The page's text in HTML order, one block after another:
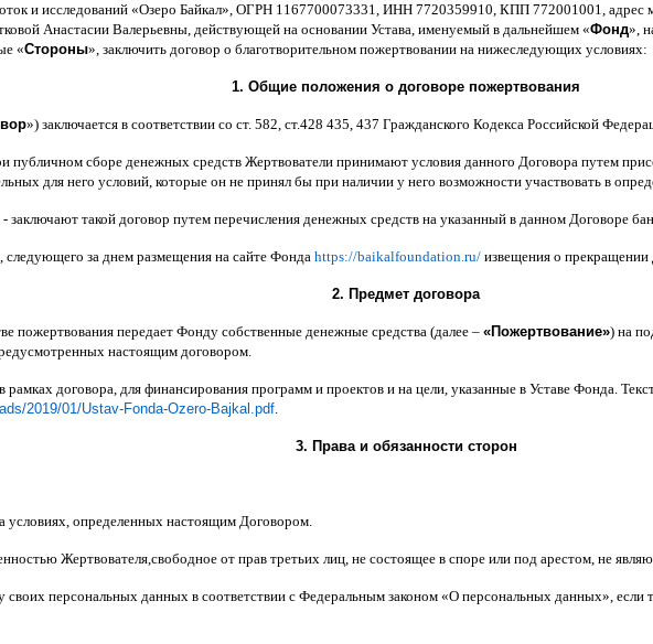
и исследований «Озеро Байкал», ОГРН 1167700073331, ИНН 7720359910, КПП 772001001, адрес
Анастасии Валерьевны, действующей на основании Устава, именуемый в дальнейшем «Фонд»,
«Стороны», заключить договор o благотворительном пожертвовании на нижеследующих условиях:
1. Общие положения o договоре пожертвования
») заключается в соответствии со ст. 582, ст.428 435, 437 Гражданского Кодекса Российской
публичном сборе денежных средств Жертвователи принимают условия данного Договора путем
для него условий, которые он не принял бы при наличии у него возможности участвовать в
- заключают такой договор путем перечисления денежных средств на указанный в данном Договоре
, следующего за днем размещения на сайте Фонда https://baikalfoundation.ru/ извещения о прекращении
2. Предмет договора
пожертвования передает Фонду собственные денежные средства (далее – «Пожертвование») на
настоящим договором.
рамках договора, для финансирования программ и проектов и на цели, указанные в Уставе Фонда.
2019/01/Ustav-Fonda-Ozero-Bajkal.pdf.
3. Права и обязанности сторон
условиях, определенных настоящим Договором.
Жертвователя,свободное от прав третьих лиц, не состоящее в споре или под арестом, не
своих персональных данных в соответствии с Федеральным законом «О персональных данных», если